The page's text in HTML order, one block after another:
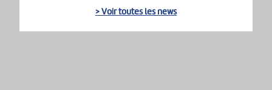
> Voir toutes les news